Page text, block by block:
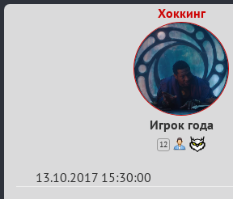
Хоккинг
Игрок года
12
13.10.2017 15:30:00